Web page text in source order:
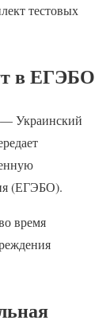
тестовых
в ЕГЭБО
— Украинский
(ЕГЭБО).
время